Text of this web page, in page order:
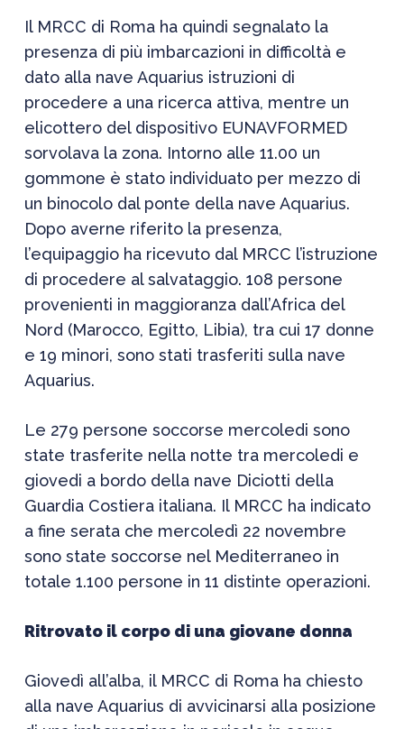
Il MRCC di Roma ha quindi segnalato la
presenza di più imbarcazioni in difficoltà e
dato alla nave Aquarius istruzioni di
procedere a una ricerca attiva, mentre un
elicottero del dispositivo EUNAVFORMED
sorvolava la zona. Intorno alle 11.00 un
gommone è stato individuato per mezzo di
un binocolo dal ponte della nave Aquarius.
Dopo averne riferito la presenza,
l’equipaggio ha ricevuto dal MRCC l’istruzione
di procedere al salvataggio. 108 persone
provenienti in maggioranza dall’Africa del
Nord (Marocco, Egitto, Libia), tra cui 17 donne
e 19 minori, sono stati trasferiti sulla nave
Aquarius.
Le 279 persone soccorse mercoledi sono
state trasferite nella notte tra mercoledi e
giovedi a bordo della nave Diciotti della
Guardia Costiera italiana. Il MRCC ha indicato
a fine serata che mercoledì 22 novembre
sono state soccorse nel Mediterraneo in
totale 1.100 persone in 11 distinte operazioni.
Ritrovato il corpo di una giovane donna
Giovedì all’alba, il MRCC di Roma ha chiesto
alla nave Aquarius di avvicinarsi alla posizione